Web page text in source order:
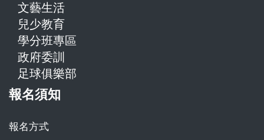
文藝生活
兒少教育
學分班專區
政府委訓
足球俱樂部
報名須知
報名方式